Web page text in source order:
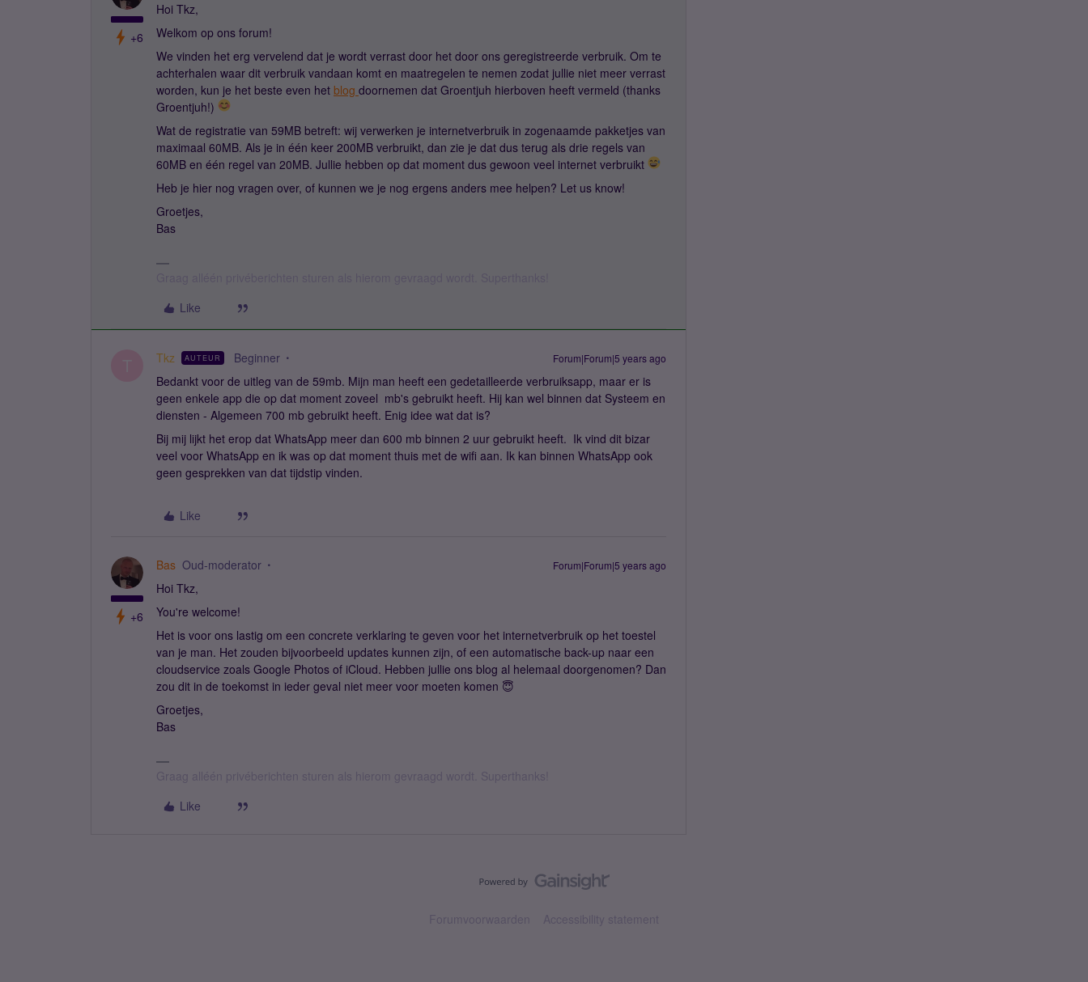
+6
Hoi Tkz,
Welkom op ons forum!
We vinden het erg vervelend dat je wordt verrast door het door ons geregistreerde verbruik. Om te
achterhalen waar dit verbruik vandaan komt en maatregelen te nemen zodat jullie niet meer verrast
worden, kun je het beste even het blog doornemen dat Groentjuh hierboven heeft vermeld (thanks
Groentjuh!)
Wat de registratie van 59MB betreft: wij verwerken je internetverbruik in zogenaamde pakketjes van
maximaal 60MB. Als je in één keer 200MB verbruikt, dan zie je dat dus terug als drie regels van
60MB en één regel van 20MB. Jullie hebben op dat moment dus gewoon veel internet verbruikt
Heb je hier nog vragen over, of kunnen we je nog ergens anders mee helpen? Let us know!
Groetjes,
Bas
Like
Tkz AUTEUR Beginner Forum|Forum|5 years ago
Bedankt voor de uitleg van de 59mb. Mijn man heeft een gedetailleerde verbruiksapp, maar er is
geen enkele app die op dat moment zoveel mb's gebruikt heeft. Hij kan wel binnen dat Systeem en
diensten - Algemeen 700 mb gebruikt heeft. Enig idee wat dat is?
Bij mij lijkt het erop dat WhatsApp meer dan 600 mb binnen 2 uur gebruikt heeft. Ik vind dit bizar
veel voor WhatsApp en ik was op dat moment thuis met de wifi aan. Ik kan binnen WhatsApp ook
geen gesprekken van dat tijdstip vinden.
Like
+6
Bas Oud-moderator Forum|Forum|5 years ago
Hoi Tkz,
You're welcome!
Het is voor ons lastig om een concrete verklaring te geven voor het internetverbruik op het toestel
van je man. Het zouden bijvoorbeeld updates kunnen zijn, of een automatische back-up naar een
cloudservice zoals Google Photos of iCloud. Hebben jullie ons blog al helemaal doorgenomen? Dan
zou dit in de toekomst in ieder geval niet meer voor moeten komen 😇
Groetjes,
Bas
Graag alléén privéberichten sturen als hierom gevraagd wordt. Superthanks!
Like
Forumvoorwaarden Accessibility statement